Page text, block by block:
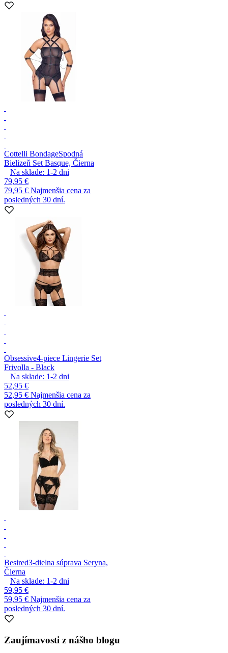
Cottelli BondageSpodná
Bielizeň Set Basque, Čierna
Na sklade: 1-2 dni
79,95 €
79,95 € Najmenšia cena za
posledných 30 dní.
Obsessive4-piece Lingerie Set
Frivolla - Black
Na sklade: 1-2 dni
52,95 €
52,95 € Najmenšia cena za
posledných 30 dní.
Besired3-dielna súprava Seryna,
Čierna
Na sklade: 1-2 dni
59,95 €
59,95 € Najmenšia cena za
posledných 30 dní.
Zaujímavosti z nášho blogu